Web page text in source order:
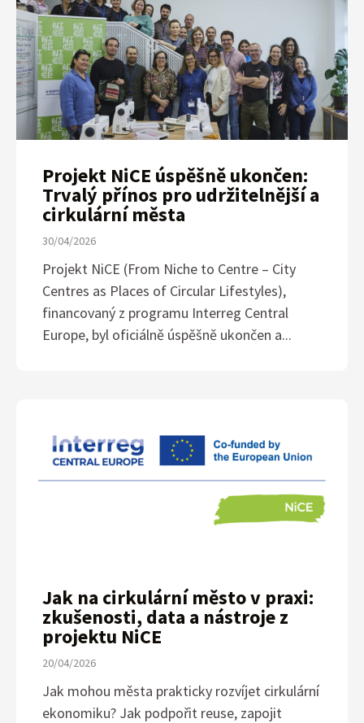
Projekt NiCE úspěšně ukončen:
Trvalý přínos pro udržitelnější a
cirkulární města
30/04/2026
Projekt NiCE (From Niche to Centre – City
Centres as Places of Circular Lifestyles),
financovaný z programu Interreg Central
Europe, byl oficiálně úspěšně ukončen a...
Jak na cirkulární město v praxi:
zkušenosti, data a nástroje z
projektu NiCE
20/04/2026
Jak mohou města prakticky rozvíjet cirkulární
ekonomiku? Jak podpořit reuse, zapojit